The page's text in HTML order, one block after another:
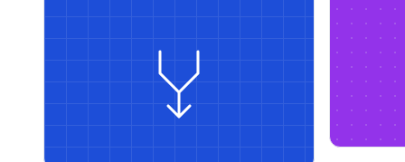
control y escalabilidad integrados.